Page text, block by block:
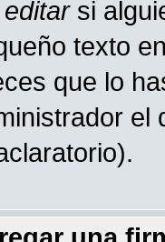
editarsi
texto
que lo